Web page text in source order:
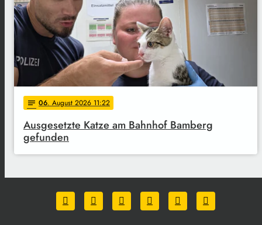
notes 06. August 2026 11:22
Ausgesetzte Katze am Bahnhof Bamberg
gefunden